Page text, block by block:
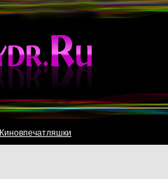
Киновпечатляшки